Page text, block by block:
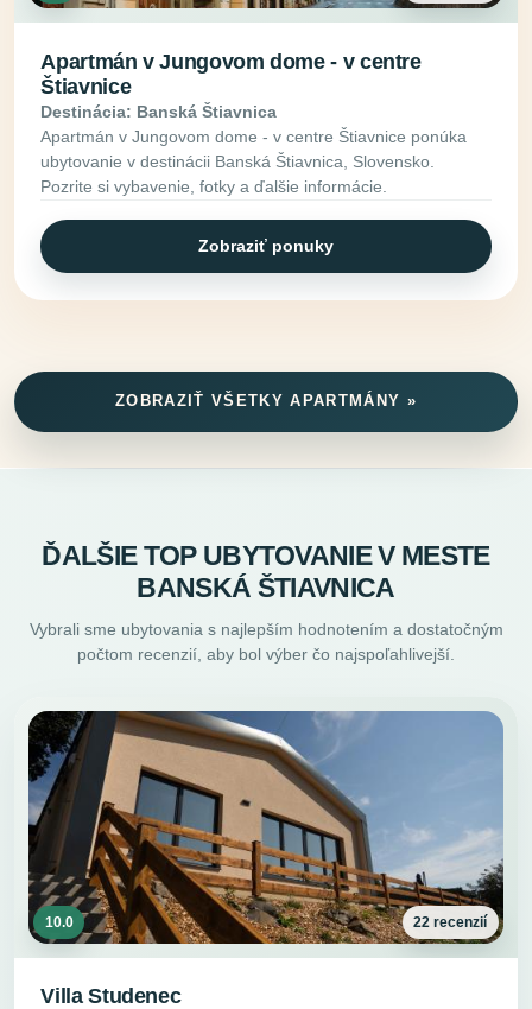
Apartmán v Jungovom dome - v centre
Štiavnice
Destinácia: Banská Štiavnica
Apartmán v Jungovom dome - v centre Štiavnice ponúka
ubytovanie v destinácii Banská Štiavnica, Slovensko.
Pozrite si vybavenie, fotky a ďalšie informácie.
Zobraziť ponuky
ZOBRAZIŤ VŠETKY APARTMÁNY »
ĎALŠIE TOP UBYTOVANIE V MESTE
BANSKÁ ŠTIAVNICA
Vybrali sme ubytovania s najlepším hodnotením a dostatočným
počtom recenzií, aby bol výber čo najspoľahlivejší.
10.0 22 recenzií
Villa Studenec